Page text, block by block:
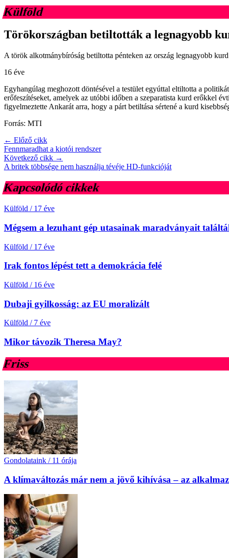
Külföld
Törökországban betiltották a legnagyobb
A török alkotmánybíróság betiltotta pénteken az ország legnagyobb
16 éve
Egyhangúlag meghozott döntésével a testület egyúttal eltiltotta a
erőfeszítéseket, amelyek az utóbbi időben a szeparatista kurd erőkkel
figyelmeztette Ankarát arra, hogy a párt betiltása sértené a kurd
Forrás: MTI
← Előző cikk
Fennmaradhat a kiotói rendszer
Következő cikk →
A britek többsége nem használja tévéje HD-funkcióját
Kapcsolódó cikkek
Külföld / 17 éve
Mégsem a lezuhant gép utasainak maradványait
Külföld / 17 éve
Irak fontos lépést tett a demokrácia felé
Külföld / 16 éve
Dubaji gyilkosság: az EU moralizált
Külföld / 7 éve
Mikor távozik Theresa May?
Friss
Gondolataink / 11 órája
A klímaváltozás már nem a jövő kihívása – az